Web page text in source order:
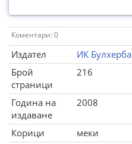
Коментари: 0
Издател
ИК Булхерба
Брой
страници
216
Година на
издаване
2008
Корици
меки